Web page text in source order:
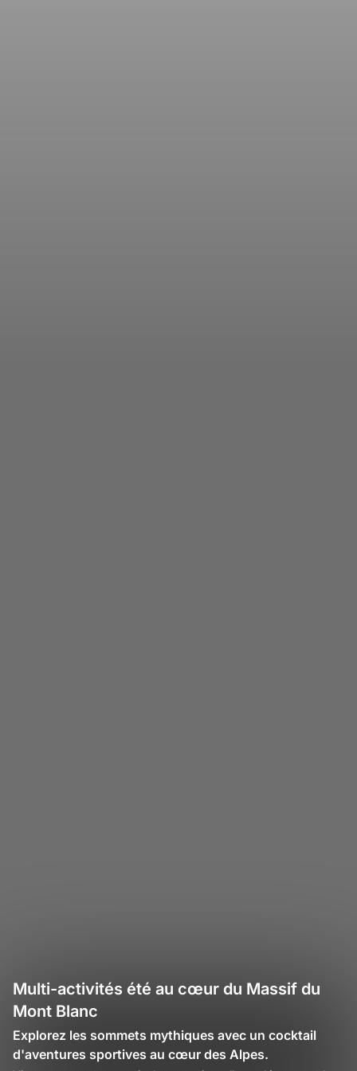
Multi-activités été au cœur du Massif du
Mont Blanc
Explorez les sommets mythiques avec un cocktail
d'aventures sportives au cœur des Alpes.